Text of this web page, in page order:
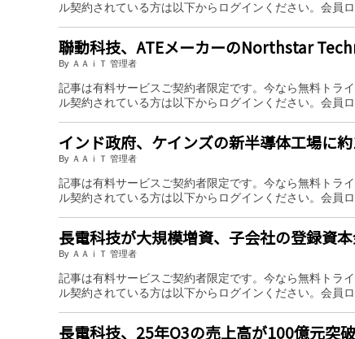
ル契約されている方は以下からログインください。会員
聯動科技、ATEメーカーのNorthstar
By ＡＡｉＴ 管理者
記事は有料サービスご契約者限定です。今なら無料トラ
ル契約されている方は以下からログインください。会員
インド政府、ケインズの新半導体工場に
By ＡＡｉＴ 管理者
記事は有料サービスご契約者限定です。今なら無料トラ
ル契約されている方は以下からログインください。会員
長電科技が大規模増資、子会社の登録資
By ＡＡｉＴ 管理者
記事は有料サービスご契約者限定です。今なら無料トラ
ル契約されている方は以下からログインください。会員
長電科技、25年Q3の売上高が100億元突破